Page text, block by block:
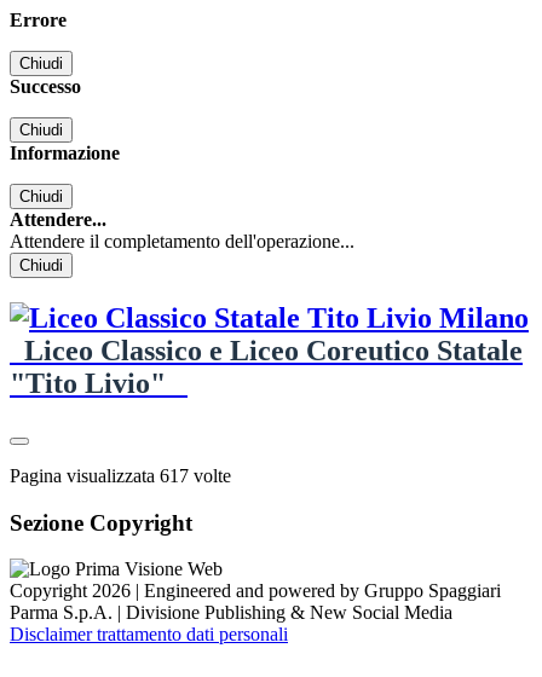
Errore
Chiudi
Successo
Chiudi
Informazione
Chiudi
Attendere...
Attendere il completamento dell'operazione...
Chiudi
Liceo Classico e Liceo Coreutico Statale
"Tito Livio"
Pagina visualizzata 617 volte
Sezione Copyright
Copyright 2026 | Engineered and powered by Gruppo Spaggiari
Parma S.p.A. | Divisione Publishing & New Social Media
Disclaimer trattamento dati personali